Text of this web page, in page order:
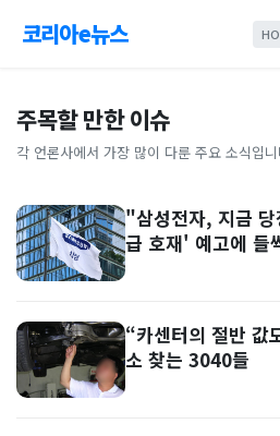
코리아e뉴스
주목할 만한 이슈
각 언론사에서 가장 많이 다룬 주요 소식입
"삼성전자, 지금
급 호재' 예고에 들
“카센터의 절반
소 찾는 3040들